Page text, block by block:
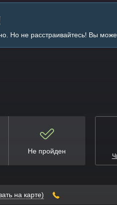
Но не расстраивайтесь! Вы
Не пройден
на карте)